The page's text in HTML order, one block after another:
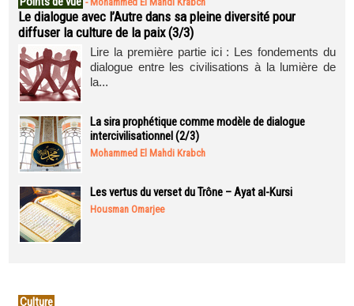
Le dialogue avec l’Autre dans sa pleine diversité pour
diffuser la culture de la paix (3/3)
Lire la première partie ici : Les fondements du
dialogue entre les civilisations à la lumière de
la...
La sira prophétique comme modèle de dialogue
intercivilisationnel (2/3)
Mohammed El Mahdi Krabch
Les vertus du verset du Trône – Ayat al-Kursi
Housman Omarjee
Culture